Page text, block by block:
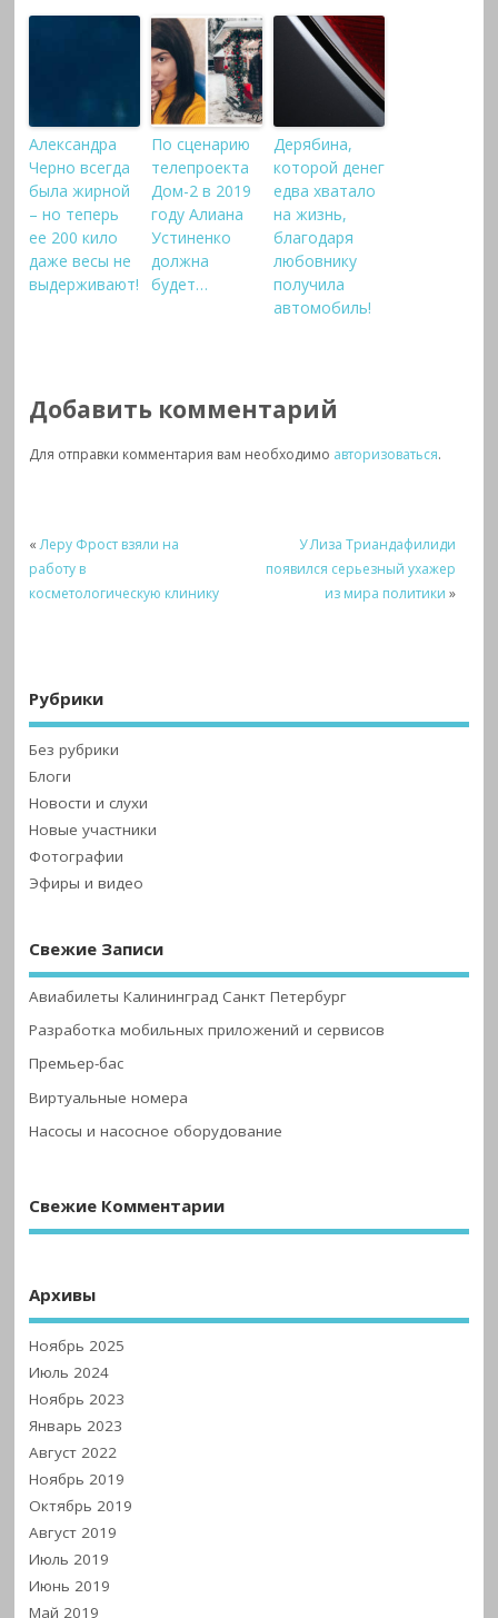
Александра
Черно всегда
была жирной
– но теперь
ее 200 кило
даже весы не
выдерживают!
По сценарию
телепроекта
Дом-2 в 2019
году Алиана
Устиненко
должна
будет…
Дерябина,
которой денег
едва хватало
на жизнь,
благодаря
любовнику
получила
автомобиль!
Добавить комментарий
Для отправки комментария вам необходимо авторизоваться.
«Леру Фрост взяли на
работу в
косметологическую клинику
У Лиза Триандафилиди
появился серьезный ухажер
из мира политики »
Рубрики
Без рубрики
Блоги
Новости и слухи
Новые участники
Фотографии
Эфиры и видео
Свежие Записи
Авиабилеты Калининград Санкт Петербург
Разработка мобильных приложений и сервисов
Премьер-бас
Виртуальные номера
Насосы и насосное оборудование
Свежие Комментарии
Архивы
Ноябрь 2025
Июль 2024
Ноябрь 2023
Январь 2023
Август 2022
Ноябрь 2019
Октябрь 2019
Август 2019
Июль 2019
Июнь 2019
Май 2019